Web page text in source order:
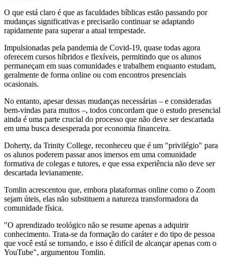
O que está claro é que as faculdades bíblicas estão passando por
mudanças significativas e precisarão continuar se adaptando
rapidamente para superar a atual tempestade.
Impulsionadas pela pandemia de Covid-19, quase todas agora
oferecem cursos híbridos e flexíveis, permitindo que os alunos
permaneçam em suas comunidades e trabalhem enquanto estudam,
geralmente de forma online ou com encontros presenciais
ocasionais.
No entanto, apesar dessas mudanças necessárias – e consideradas
bem-vindas para muitos –, todos concordam que o estudo presencial
ainda é uma parte crucial do processo que não deve ser descartada
em uma busca desesperada por economia financeira.
Doherty, da Trinity College, reconheceu que é um "privilégio" para
os alunos poderem passar anos imersos em uma comunidade
formativa de colegas e tutores, e que essa experiência não deve ser
descartada levianamente.
Tomlin acrescentou que, embora plataformas online como o Zoom
sejam úteis, elas não substituem a natureza transformadora da
comunidade física.
"O aprendizado teológico não se resume apenas a adquirir
conhecimento. Trata-se da formação do caráter e do tipo de pessoa
que você está se tornando, e isso é difícil de alcançar apenas com o
YouTube", argumentou Tomlin.